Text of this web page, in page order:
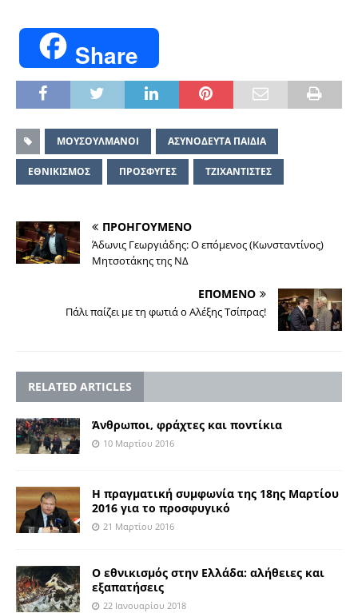
Share
MΟΥΣΟΥΛΜΑΝΟΙ ΑΣΥΝΟΔΕΥΤΑ ΠΑΙΔΙΑ
ΕΘΝΙΚΙΣΜΟΣ ΠΡΟΣΦΥΓΕΣ ΤΖΙΧΑΝΤΙΣΤΕΣ
ΠΡΟΗΓΟΥΜΕΝΟ
Άδωνις Γεωργιάδης: O επόμενος (Κωνσταντίνος)
Μητσοτάκης της ΝΔ
ΕΠΟΜΕΝΟ
Πάλι παίζει με τη φωτιά ο Αλέξης Τσίπρας!
RELATED ARTICLES
Άνθρωποι, φράχτες και ποντίκια
10 Μαρτίου 2016
H πραγματική συμφωνία της 18ης Μαρτίου
2016 για το προσφυγικό
21 Μαρτίου 2016
O εθνικισμός στην Ελλάδα: αλήθειες και
εξαπατήσεις
22 Ιανουαρίου 2018